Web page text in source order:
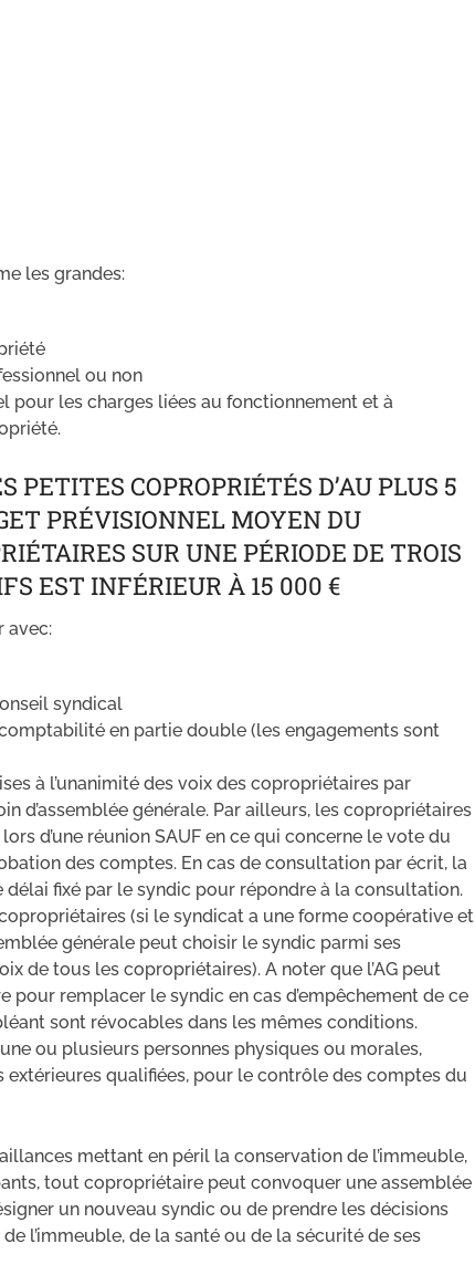
les grandes:
ou non
pour les charges liées au fonctionnement et à
PETITES COPROPRIÉTÉS D’AU PLUS 5
PRÉVISIONNEL MOYEN DU
SUR UNE PÉRIODE DE TROIS
EST INFÉRIEUR À 15 000 €
avec:
syndical
en partie double (les engagements sont
à l’unanimité des voix des copropriétaires par
d’assemblée générale. Par ailleurs, les copropriétaires
d’une réunion SAUF en ce qui concerne le vote du
des comptes. En cas de consultation par écrit, la
fixé par le syndic pour répondre à la consultation.
(si le syndicat a une forme coopérative et
générale peut choisir le syndic parmi ses
de tous les copropriétaires). A noter que l’AG peut
pour remplacer le syndic en cas d’empêchement de ce
sont révocables dans les mêmes conditions.
ou plusieurs personnes physiques ou morales,
qualifiées, pour le contrôle des comptes du
mettant en péril la conservation de l’immeuble,
tout copropriétaire peut convoquer une assemblée
un nouveau syndic ou de prendre les décisions
l’immeuble, de la santé ou de la sécurité de ses